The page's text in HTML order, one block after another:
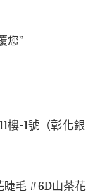
您”
樓-1號（彰化銀
毛 #6D山茶花